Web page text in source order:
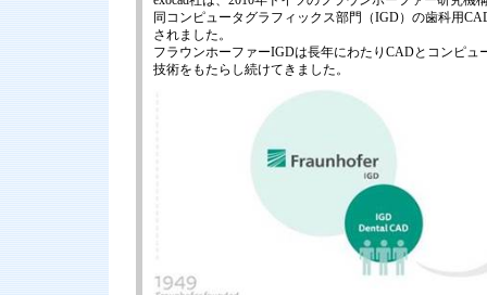
同コンピュータグラフィックス部門（IGD）の歯科用
されました。
フラウンホーファーIGDは長年にわたりCADとコンピュ
技術をもたらし続けてきました。